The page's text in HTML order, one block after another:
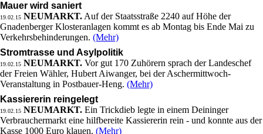
Mauer wird saniert
19.02.15 NEUMARKT. Auf der Staatsstraße 2240 auf Höhe der
Gnadenberger Klosteranlagen kommt es ab Montag bis Ende Mai zu
Verkehrsbehinderungen. (Mehr)
Stromtrasse und Asylpolitik
19.02.15 NEUMARKT. Vor gut 170 Zuhörern sprach der Landeschef
der Freien Wähler, Hubert Aiwanger, bei der Aschermittwoch-
Veranstaltung in Postbauer-Heng. (Mehr)
Kassiererin reingelegt
19.02.15 NEUMARKT. Ein Trickdieb legte in einem Deininger
Verbrauchermarkt eine hilfbereite Kassiererin rein - und konnte aus der
Kasse 1000 Euro klauen. (Mehr)